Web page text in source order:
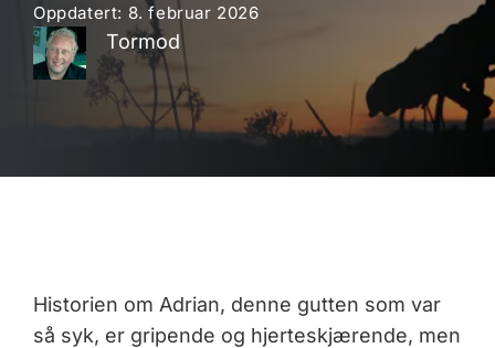
Oppdatert: 8. februar 2026
Tormod
Historien om Adrian, denne gutten som var
så syk, er gripende og hjerteskjærende, men